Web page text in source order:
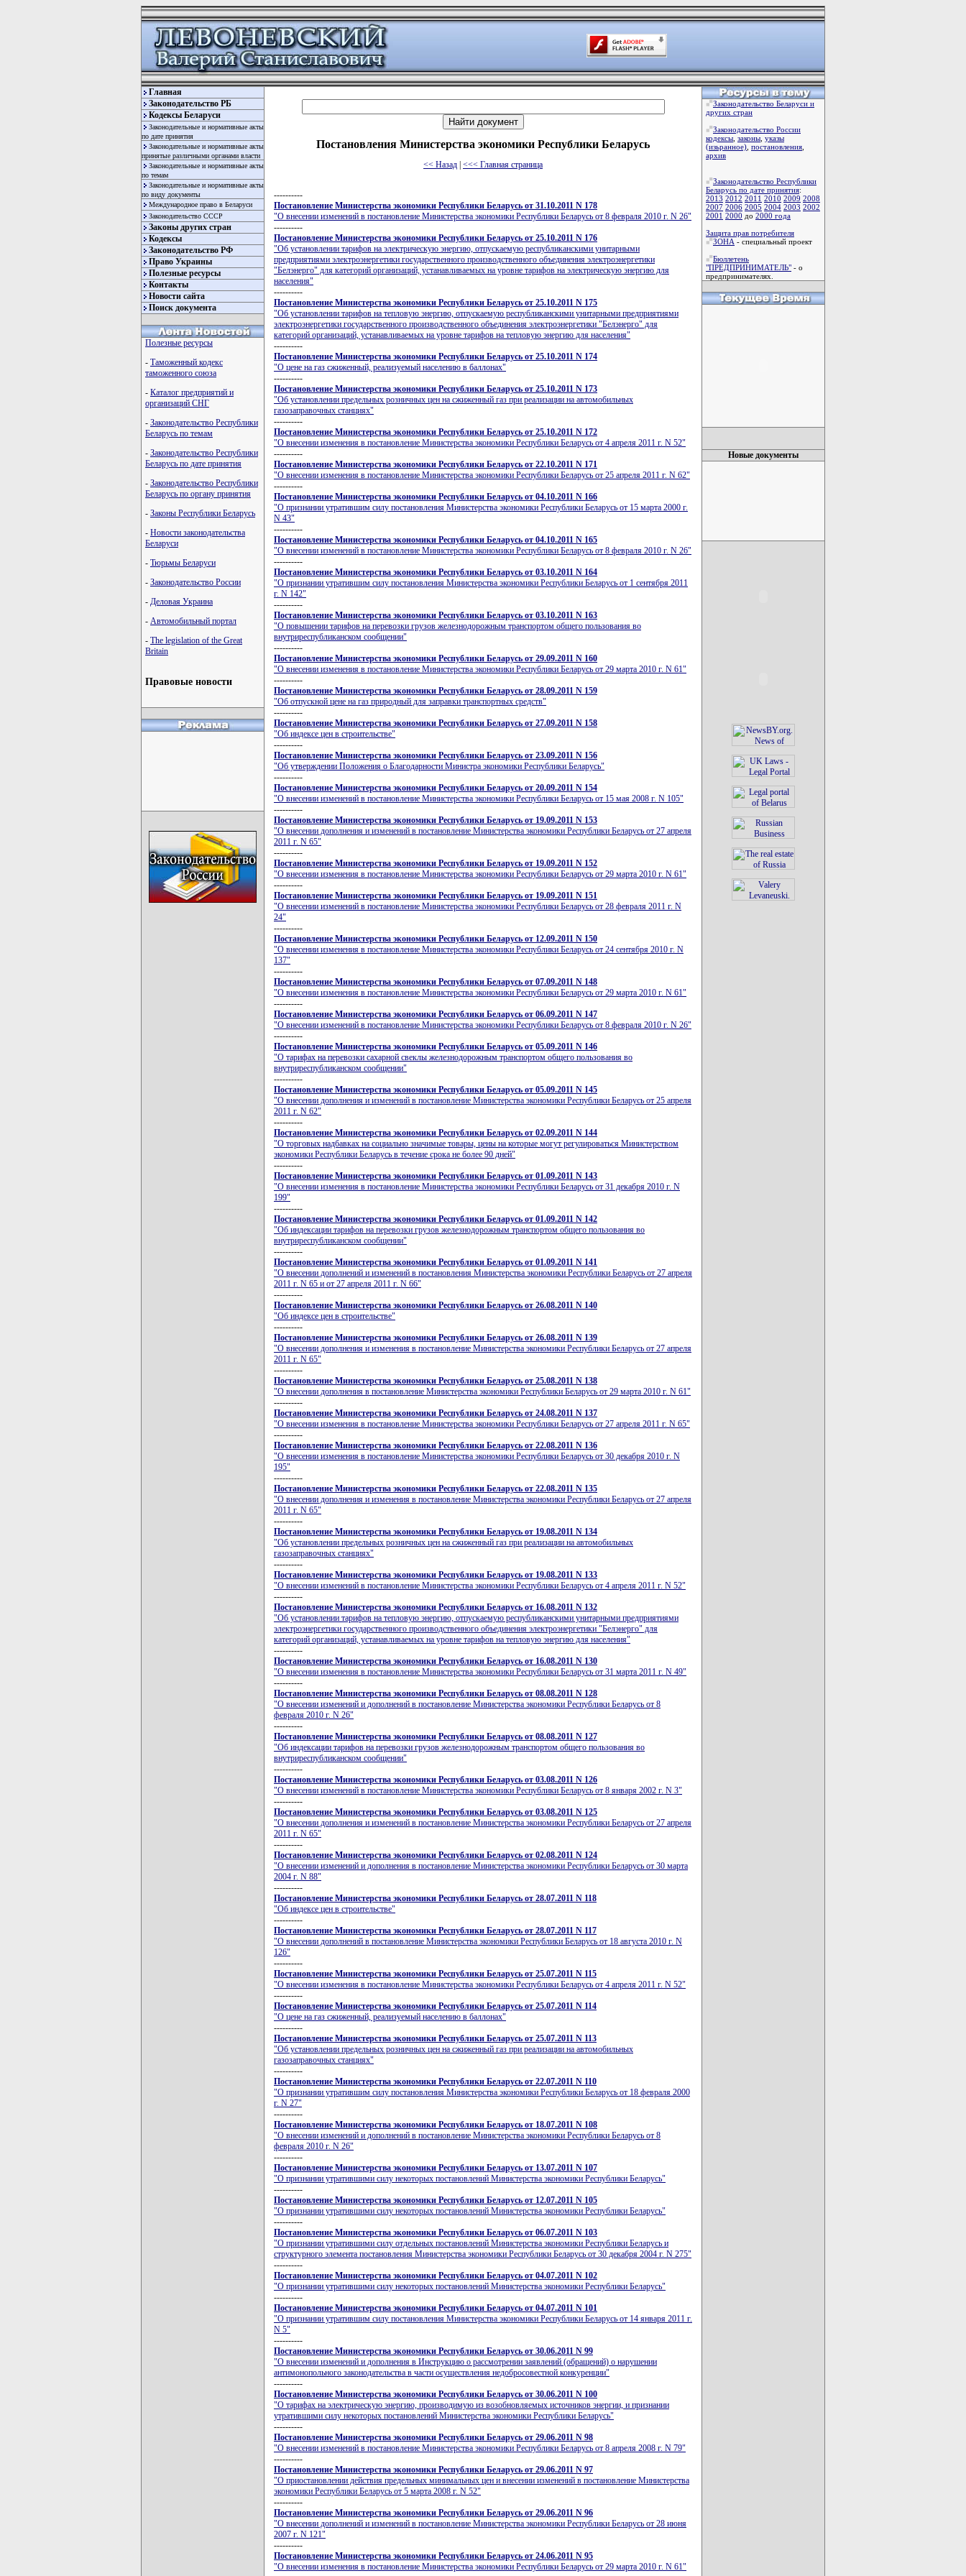
Главная
Законодательство РБ
Кодексы Беларуси
Законодательные и нормативные акты
по дате принятия
Законодательные и нормативные акты
принятые различными органами власти
Законодательные и нормативные акты
по темам
Законодательные и нормативные акты
по виду документы
Международное право в Беларуси
Законодательство СССР
Законы других стран
Кодексы
Законодательство РФ
Право Украины
Полезные ресурсы
Контакты
Новости сайта
Поиск документа
Полезные ресурсы
- Таможенный кодекс
таможенного союза
- Каталог предприятий и
организаций СНГ
- Законодательство Республики
Беларусь по темам
- Законодательство Республики
Беларусь по дате принятия
- Законодательство Республики
Беларусь по органу принятия
- Законы Республики Беларусь
- Новости законодательства
Беларуси
- Тюрьмы Беларуси
- Законодательство России
- Деловая Украина
- Автомобильный портал
- The legislation of the Great
Britain
Правовые новости
Постановления Министерства экономики Республики Беларусь
<< Назад <<< Главная страница
----------
Постановление Министерства экономики Республики Беларусь от 31.10.2011 N 178
"О внесении изменений в постановление Министерства экономики Республики Беларусь от 8 февраля 2010 г. N 26"
----------
Постановление Министерства экономики Республики Беларусь от 25.10.2011 N 176
"Об установлении тарифов на электрическую энергию, отпускаемую республиканскими унитарными
предприятиями электроэнергетики государственного производственного объединения электроэнергетики
"Белэнерго" для категорий организаций, устанавливаемых на уровне тарифов на электрическую энергию для
населения"
----------
Постановление Министерства экономики Республики Беларусь от 25.10.2011 N 175
"Об установлении тарифов на тепловую энергию, отпускаемую республиканскими унитарными предприятиями
электроэнергетики государственного производственного объединения электроэнергетики "Белэнерго" для
категорий организаций, устанавливаемых на уровне тарифов на тепловую энергию для населения"
----------
Постановление Министерства экономики Республики Беларусь от 25.10.2011 N 174
"О цене на газ сжиженный, реализуемый населению в баллонах"
----------
Постановление Министерства экономики Республики Беларусь от 25.10.2011 N 173
"Об установлении предельных розничных цен на сжиженный газ при реализации на автомобильных
газозаправочных станциях"
----------
Постановление Министерства экономики Республики Беларусь от 25.10.2011 N 172
"О внесении изменения в постановление Министерства экономики Республики Беларусь от 4 апреля 2011 г. N 52"
----------
Постановление Министерства экономики Республики Беларусь от 22.10.2011 N 171
"О внесении изменения в постановление Министерства экономики Республики Беларусь от 25 апреля 2011 г. N 62"
----------
Постановление Министерства экономики Республики Беларусь от 04.10.2011 N 166
"О признании утратившим силу постановления Министерства экономики Республики Беларусь от 15 марта 2000 г.
N 43"
----------
Постановление Министерства экономики Республики Беларусь от 04.10.2011 N 165
"О внесении изменений в постановление Министерства экономики Республики Беларусь от 8 февраля 2010 г. N 26"
----------
Постановление Министерства экономики Республики Беларусь от 03.10.2011 N 164
"О признании утратившим силу постановления Министерства экономики Республики Беларусь от 1 сентября 2011
г. N 142"
----------
Постановление Министерства экономики Республики Беларусь от 03.10.2011 N 163
"О повышении тарифов на перевозки грузов железнодорожным транспортом общего пользования во
внутриреспубликанском сообщении"
----------
Постановление Министерства экономики Республики Беларусь от 29.09.2011 N 160
"О внесении изменения в постановление Министерства экономики Республики Беларусь от 29 марта 2010 г. N 61"
----------
Постановление Министерства экономики Республики Беларусь от 28.09.2011 N 159
"Об отпускной цене на газ природный для заправки транспортных средств"
----------
Постановление Министерства экономики Республики Беларусь от 27.09.2011 N 158
"Об индексе цен в строительстве"
----------
Постановление Министерства экономики Республики Беларусь от 23.09.2011 N 156
"Об утверждении Положения о Благодарности Министра экономики Республики Беларусь"
----------
Постановление Министерства экономики Республики Беларусь от 20.09.2011 N 154
"О внесении изменений в постановление Министерства экономики Республики Беларусь от 15 мая 2008 г. N 105"
----------
Постановление Министерства экономики Республики Беларусь от 19.09.2011 N 153
"О внесении дополнения и изменений в постановление Министерства экономики Республики Беларусь от 27 апреля
2011 г. N 65"
----------
Постановление Министерства экономики Республики Беларусь от 19.09.2011 N 152
"О внесении изменения в постановление Министерства экономики Республики Беларусь от 29 марта 2010 г. N 61"
----------
Постановление Министерства экономики Республики Беларусь от 19.09.2011 N 151
"О внесении изменений в постановление Министерства экономики Республики Беларусь от 28 февраля 2011 г. N
24"
----------
Постановление Министерства экономики Республики Беларусь от 12.09.2011 N 150
"О внесении изменения в постановление Министерства экономики Республики Беларусь от 24 сентября 2010 г. N
137"
----------
Постановление Министерства экономики Республики Беларусь от 07.09.2011 N 148
"О внесении изменения в постановление Министерства экономики Республики Беларусь от 29 марта 2010 г. N 61"
----------
Постановление Министерства экономики Республики Беларусь от 06.09.2011 N 147
"О внесении изменений в постановление Министерства экономики Республики Беларусь от 8 февраля 2010 г. N 26"
----------
Постановление Министерства экономики Республики Беларусь от 05.09.2011 N 146
"О тарифах на перевозки сахарной свеклы железнодорожным транспортом общего пользования во
внутриреспубликанском сообщении"
----------
Постановление Министерства экономики Республики Беларусь от 05.09.2011 N 145
"О внесении дополнения и изменений в постановление Министерства экономики Республики Беларусь от 25 апреля
2011 г. N 62"
----------
Постановление Министерства экономики Республики Беларусь от 02.09.2011 N 144
"О торговых надбавках на социально значимые товары, цены на которые могут регулироваться Министерством
экономики Республики Беларусь в течение срока не более 90 дней"
----------
Постановление Министерства экономики Республики Беларусь от 01.09.2011 N 143
"О внесении изменения в постановление Министерства экономики Республики Беларусь от 31 декабря 2010 г. N
199"
----------
Постановление Министерства экономики Республики Беларусь от 01.09.2011 N 142
"Об индексации тарифов на перевозки грузов железнодорожным транспортом общего пользования во
внутриреспубликанском сообщении"
----------
Постановление Министерства экономики Республики Беларусь от 01.09.2011 N 141
"О внесении дополнений и изменений в постановления Министерства экономики Республики Беларусь от 27 апреля
2011 г. N 65 и от 27 апреля 2011 г. N 66"
----------
Постановление Министерства экономики Республики Беларусь от 26.08.2011 N 140
"Об индексе цен в строительстве"
----------
Постановление Министерства экономики Республики Беларусь от 26.08.2011 N 139
"О внесении дополнения и изменения в постановление Министерства экономики Республики Беларусь от 27 апреля
2011 г. N 65"
----------
Постановление Министерства экономики Республики Беларусь от 25.08.2011 N 138
"О внесении дополнения в постановление Министерства экономики Республики Беларусь от 29 марта 2010 г. N 61"
----------
Постановление Министерства экономики Республики Беларусь от 24.08.2011 N 137
"О внесении изменения в постановление Министерства экономики Республики Беларусь от 27 апреля 2011 г. N 65"
----------
Постановление Министерства экономики Республики Беларусь от 22.08.2011 N 136
"О внесении изменения в постановление Министерства экономики Республики Беларусь от 30 декабря 2010 г. N
195"
----------
Постановление Министерства экономики Республики Беларусь от 22.08.2011 N 135
"О внесении дополнения и изменения в постановление Министерства экономики Республики Беларусь от 27 апреля
2011 г. N 65"
----------
Постановление Министерства экономики Республики Беларусь от 19.08.2011 N 134
"Об установлении предельных розничных цен на сжиженный газ при реализации на автомобильных
газозаправочных станциях"
----------
Постановление Министерства экономики Республики Беларусь от 19.08.2011 N 133
"О внесении изменений в постановление Министерства экономики Республики Беларусь от 4 апреля 2011 г. N 52"
----------
Постановление Министерства экономики Республики Беларусь от 16.08.2011 N 132
"Об установлении тарифов на тепловую энергию, отпускаемую республиканскими унитарными предприятиями
электроэнергетики государственного производственного объединения электроэнергетики "Белэнерго" для
категорий организаций, устанавливаемых на уровне тарифов на тепловую энергию для населения"
----------
Постановление Министерства экономики Республики Беларусь от 16.08.2011 N 130
"О внесении изменения в постановление Министерства экономики Республики Беларусь от 31 марта 2011 г. N 49"
----------
Постановление Министерства экономики Республики Беларусь от 08.08.2011 N 128
"О внесении изменений и дополнений в постановление Министерства экономики Республики Беларусь от 8
февраля 2010 г. N 26"
----------
Постановление Министерства экономики Республики Беларусь от 08.08.2011 N 127
"Об индексации тарифов на перевозки грузов железнодорожным транспортом общего пользования во
внутриреспубликанском сообщении"
----------
Постановление Министерства экономики Республики Беларусь от 03.08.2011 N 126
"О внесении изменений в постановление Министерства экономики Республики Беларусь от 8 января 2002 г. N 3"
----------
Постановление Министерства экономики Республики Беларусь от 03.08.2011 N 125
"О внесении дополнения и изменений в постановление Министерства экономики Республики Беларусь от 27 апреля
2011 г. N 65"
----------
Постановление Министерства экономики Республики Беларусь от 02.08.2011 N 124
"О внесении изменений и дополнения в постановление Министерства экономики Республики Беларусь от 30 марта
2004 г. N 88"
----------
Постановление Министерства экономики Республики Беларусь от 28.07.2011 N 118
"Об индексе цен в строительстве"
----------
Постановление Министерства экономики Республики Беларусь от 28.07.2011 N 117
"О внесении дополнений в постановление Министерства экономики Республики Беларусь от 18 августа 2010 г. N
126"
----------
Постановление Министерства экономики Республики Беларусь от 25.07.2011 N 115
"О внесении изменения в постановление Министерства экономики Республики Беларусь от 4 апреля 2011 г. N 52"
----------
Постановление Министерства экономики Республики Беларусь от 25.07.2011 N 114
"О цене на газ сжиженный, реализуемый населению в баллонах"
----------
Постановление Министерства экономики Республики Беларусь от 25.07.2011 N 113
"Об установлении предельных розничных цен на сжиженный газ при реализации на автомобильных
газозаправочных станциях"
----------
Постановление Министерства экономики Республики Беларусь от 22.07.2011 N 110
"О признании утратившим силу постановления Министерства экономики Республики Беларусь от 18 февраля 2000
г. N 27"
----------
Постановление Министерства экономики Республики Беларусь от 18.07.2011 N 108
"О внесении изменений и дополнений в постановление Министерства экономики Республики Беларусь от 8
февраля 2010 г. N 26"
----------
Постановление Министерства экономики Республики Беларусь от 13.07.2011 N 107
"О признании утратившими силу некоторых постановлений Министерства экономики Республики Беларусь"
----------
Постановление Министерства экономики Республики Беларусь от 12.07.2011 N 105
"О признании утратившими силу некоторых постановлений Министерства экономики Республики Беларусь"
----------
Постановление Министерства экономики Республики Беларусь от 06.07.2011 N 103
"О признании утратившими силу отдельных постановлений Министерства экономики Республики Беларусь и
структурного элемента постановления Министерства экономики Республики Беларусь от 30 декабря 2004 г. N 275"
----------
Постановление Министерства экономики Республики Беларусь от 04.07.2011 N 102
"О признании утратившими силу некоторых постановлений Министерства экономики Республики Беларусь"
----------
Постановление Министерства экономики Республики Беларусь от 04.07.2011 N 101
"О признании утратившим силу постановления Министерства экономики Республики Беларусь от 14 января 2011 г.
N 5"
----------
Постановление Министерства экономики Республики Беларусь от 30.06.2011 N 99
"О внесении изменений и дополнения в Инструкцию о рассмотрении заявлений (обращений) о нарушении
антимонопольного законодательства в части осуществления недобросовестной конкуренции"
----------
Постановление Министерства экономики Республики Беларусь от 30.06.2011 N 100
"О тарифах на электрическую энергию, производимую из возобновляемых источников энергии, и признании
утратившими силу некоторых постановлений Министерства экономики Республики Беларусь"
----------
Постановление Министерства экономики Республики Беларусь от 29.06.2011 N 98
"О внесении изменений в постановление Министерства экономики Республики Беларусь от 8 апреля 2008 г. N 79"
----------
Постановление Министерства экономики Республики Беларусь от 29.06.2011 N 97
"О приостановлении действия предельных минимальных цен и внесении изменений в постановление Министерства
экономики Республики Беларусь от 5 марта 2008 г. N 52"
----------
Постановление Министерства экономики Республики Беларусь от 29.06.2011 N 96
"О внесении дополнений и изменений в постановление Министерства экономики Республики Беларусь от 28 июня
2007 г. N 121"
----------
Постановление Министерства экономики Республики Беларусь от 24.06.2011 N 95
"О внесении изменения в постановление Министерства экономики Республики Беларусь от 29 марта 2010 г. N 61"
Законодательство Беларуси и
других стран
Законодательство России
кодексы законы указы
(изьранное) постановления
архив
Законодательство Республики
Беларусь по дате принятия:
2013 2012 2011 2010 2009 2008
2007 2006 2005 2004 2003 2002
2001 2000 до 2000 года
Защита прав потребителя
ЗОНА - специальный проект
Бюллетень
"ПРЕДПРИНИМАТЕЛЬ" - о
предпринимателях.
Новые документы